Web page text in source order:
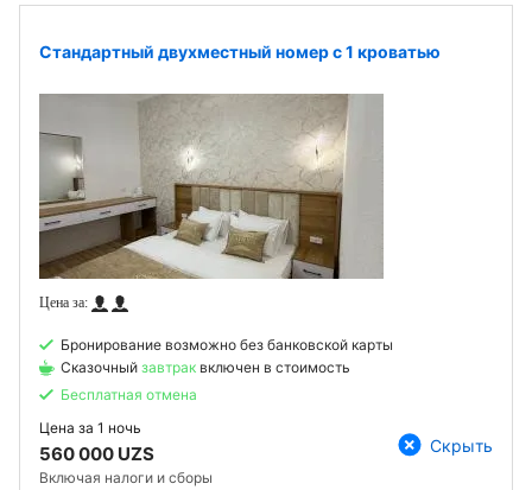
Стандартный двухместный номер с 1 кроватью
Бронирование возможно без банковской карты
Сказочный завтрак включен в стоимость
Бесплатная отмена
Цена за 1 ночь
560 000 UZS
Включая налоги и сборы
Скрыть